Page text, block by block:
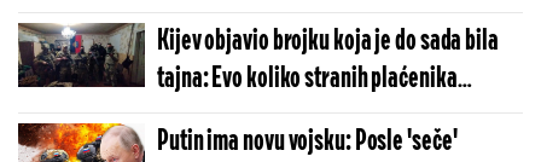
Rusiju - hoće li Tramp ovo sprovesti?!
Kijev objavio brojku koja je do sada bila
tajna: Evo koliko stranih plaćenika
trenutno ratuje protiv Putina!
Putin ima novu vojsku: Posle 'seče'